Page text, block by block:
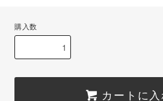
購入数
カートに